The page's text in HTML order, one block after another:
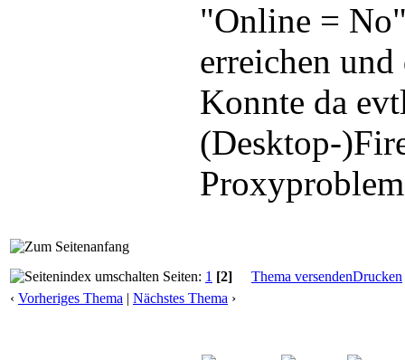
"Online =
erreichen
Konnte da
(Desktop-
Seiten: 1 [2] Thema versendenDrucken
‹ Vorheriges Thema | Nächstes Thema ›